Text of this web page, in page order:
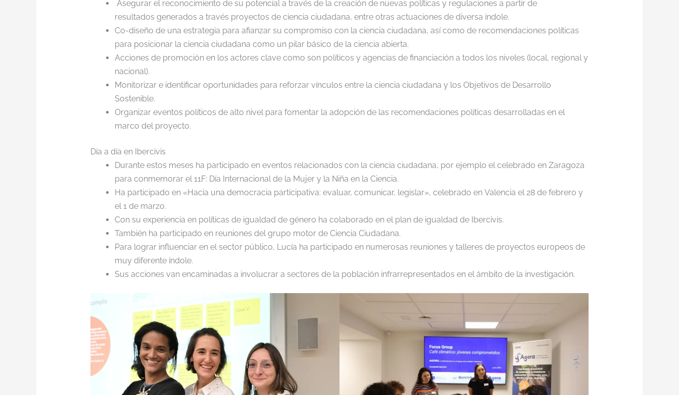
Asegurar el reconocimiento de su potencial a través de la creación de nuevas políticas y regulaciones a partir de
resultados generados a través proyectos de ciencia ciudadana, entre otras actuaciones de diversa índole.
Co-diseño de una estrategia para afianzar su compromiso con la ciencia ciudadana, así como de recomendaciones políticas
para posicionar la ciencia ciudadana como un pilar básico de la ciencia abierta.
Acciones de promoción en los actores clave como son políticos y agencias de financiación a todos los niveles (local, regional y
nacional).
Monitorizar e identificar oportunidades para reforzar vínculos entre la ciencia ciudadana y los Objetivos de Desarrollo
Sostenible.
Organizar eventos políticos de alto nivel para fomentar la adopción de las recomendaciones políticas desarrolladas en el
marco del proyecto.
Día a día en Ibercivis
Durante estos meses ha participado en eventos relacionados con la ciencia ciudadana, por ejemplo el celebrado en Zaragoza
para conmemorar el 11F: Día Internacional de la Mujer y la Niña en la Ciencia.
Ha participado en «Hacia una democracia participativa: evaluar, comunicar, legislar», celebrado enValencia el 28 de febrero y
el 1 de marzo.
Con su experiencia en políticas de igualdad de género ha colaborado en el plan de igualdad de Ibercivis.
También ha participado en reuniones del grupo motor de Ciencia Ciudadana.
Para lograr influenciar en el sector público, Lucía ha participado en numerosas reuniones y talleres de proyectos europeos de
muy diferente índole.
Sus acciones van encaminadas a involucrar a sectores de la población infrarrepresentados en el ámbito de la investigación.